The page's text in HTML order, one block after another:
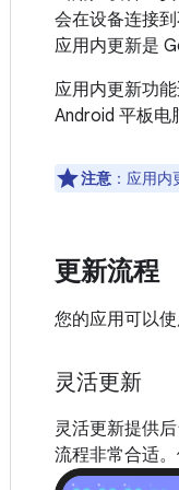
会在设备连接
应用内更新是
应用内更新功
Android 平板电
注意 ：应用
更新流程
您的应用可以
灵活更新
灵活更新提供
流程非常合适